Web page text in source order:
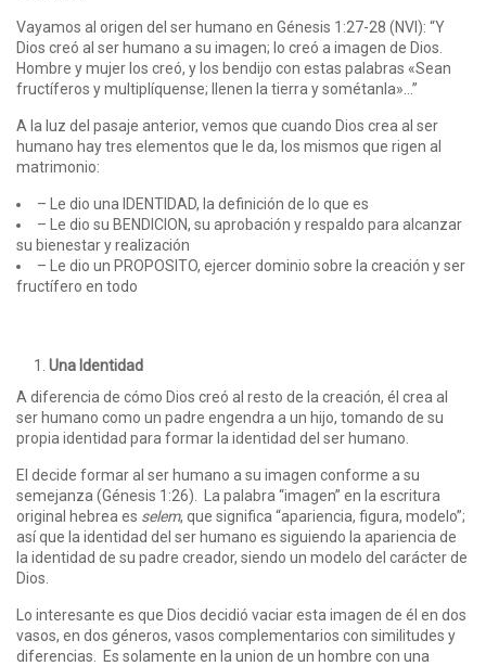
Vayamos al origen del ser humano en Génesis 1:27-28 (NVI): “Y
Dios creó al ser humano a su imagen; lo creó a imagen de Dios.
Hombre y mujer los creó, y los bendijo con estas palabras «Sean
fructíferos y multiplíquense; llenen la tierra y sométanla»…”
A la luz del pasaje anterior, vemos que cuando Dios crea al ser
humano hay tres elementos que le da, los mismos que rigen al
matrimonio:
– Le dio una IDENTIDAD, la definición de lo que es
– Le dio su BENDICION, su aprobación y respaldo para alcanzar
su bienestar y realización
– Le dio un PROPOSITO, ejercer dominio sobre la creación y ser
fructífero en todo
Una Identidad
A diferencia de cómo Dios creó al resto de la creación, él crea al
ser humano como un padre engendra a un hijo, tomando de su
propia identidad para formar la identidad del ser humano.
El decide formar al ser humano a su imagen conforme a su
semejanza (Génesis 1:26). La palabra “imagen” en la escritura
original hebrea es selem, que significa “apariencia, figura, modelo”;
así que la identidad del ser humano es siguiendo la apariencia de
la identidad de su padre creador, siendo un modelo del carácter de
Dios.
Lo interesante es que Dios decidió vaciar esta imagen de él en dos
vasos, en dos géneros, vasos complementarios con similitudes y
diferencias. Es solamente en la union de un hombre con una